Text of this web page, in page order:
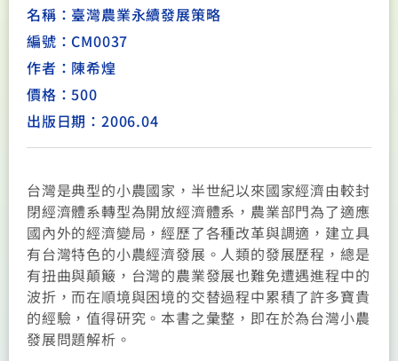
名稱：臺灣農業永續發展策略
編號：CM0037
作者：陳希煌
價格：500
出版日期：2006.04
台灣是典型的小農國家，半世紀以來國家經濟由較封
閉經濟體系轉型為開放經濟體系，農業部門為了適應
國內外的經濟變局，經歷了各種改革與調適，建立具
有台灣特色的小農經濟發展。人類的發展歷程，總是
有扭曲與顛簸，台灣的農業發展也難免遭遇進程中的
波折，而在順境與困境的交替過程中累積了許多寶貴
的經驗，值得研究。本書之彙整，即在於為台灣小農
發展問題解析。